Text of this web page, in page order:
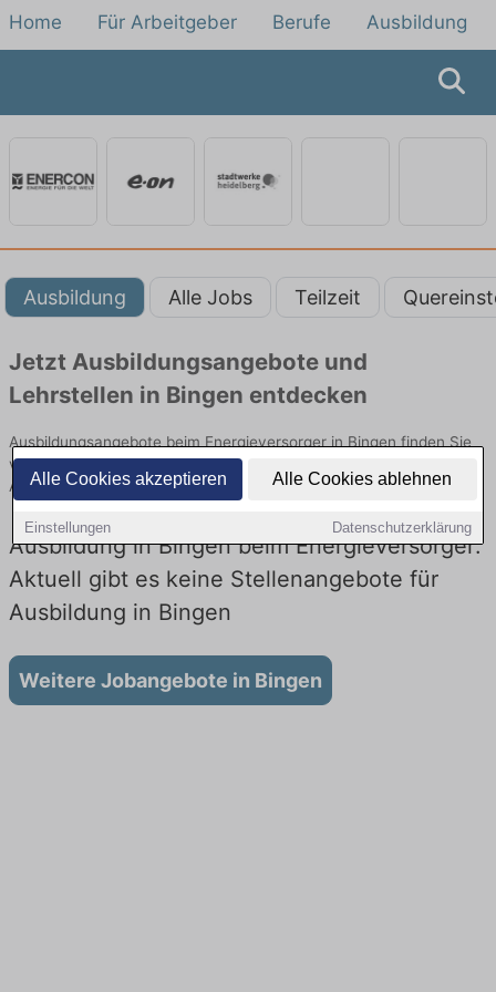
Alle Cookies akzeptieren Alle Cookies ablehnen
Einstellungen Datenschutzerklärung
Home Für Arbeitgeber Berufe Ausbildung
Ausbildung Alle Jobs Teilzeit
Jetzt Ausbildungsangebote und
Lehrstellen in Bingen entdecken
Ausbildungsangebote beim Energieversorger in Bingen finden Sie
von namhaften Firmen. Entdecken Sie freie Optionen von Top-
Arbeitgebern und bewerben Sie sich noch heute.
Ausbildung in Bingen beim Energieversorger:
Aktuell gibt es keine Stellenangebote für
Ausbildung in Bingen
Weitere Jobangebote in Bingen